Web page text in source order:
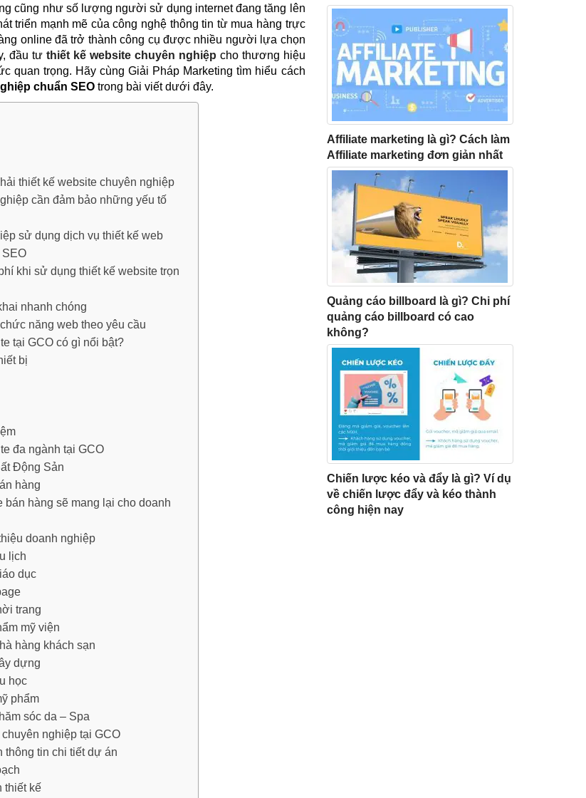
cũng như số lượng người sử dụng internet đang tăng lên
triển mạnh mẽ của công nghệ thông tin từ mua hàng trực
online đã trở thành công cụ được nhiều người lựa chọn
đầu tư thiết kế website chuyên nghiệp cho thương hiệu
quan trọng. Hãy cùng Giải Pháp Marketing tìm hiểu cách
chuẩn SEO trong bài viết dưới đây.
thiết kế website chuyên nghiệp
cần đảm bảo những yếu tố
sử dụng dịch vụ thiết kế web
khi sử dụng thiết kế website trọn
nhanh chóng
năng web theo yêu cầu
tại GCO có gì nổi bật?
bị
đa ngành tại GCO
Động Sản
hàng
bán hàng sẽ mang lại cho doanh
doanh nghiệp
lịch
dục
trang
mỹ viện
hàng khách sạn
dựng
học
phẩm
sóc da – Spa
nghiệp tại GCO
thông tin chi tiết dự án
thiết kế
Affiliate marketing là gì? Cách làm
Affiliate marketing đơn giản nhất
Quảng cáo billboard là gì? Chi phí
quảng cáo billboard có cao
không?
Chiến lược kéo và đẩy là gì? Ví dụ
về chiến lược đẩy và kéo thành
công hiện nay